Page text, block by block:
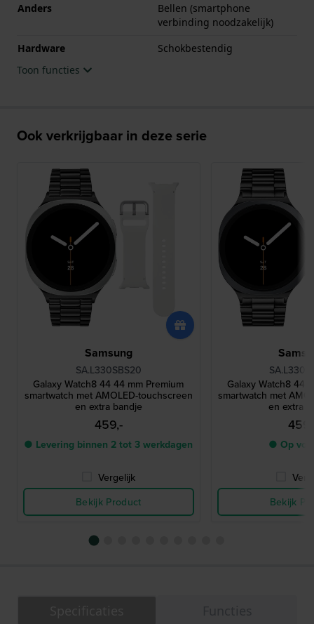
Anders
Bellen (smartphone
verbinding noodzakelijk)
Hardware
Schokbestendig
Toon functies
Ook verkrijgbaar in deze serie
Samsung
SA.L330SBS20
Galaxy Watch8 44 44 mm Premium
smartwatch met AMOLED-touchscreen
en extra bandje
459,-
● Levering binnen 2 tot 3 werkdagen
Vergelijk
Bekijk Product
Galaxy Watch8 44
smartwatch met
en extra
● Op
Bekijk